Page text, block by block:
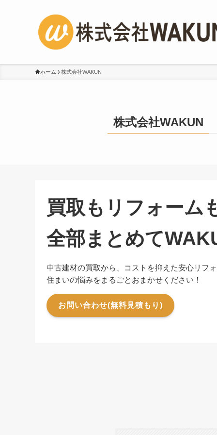
ホーム 株式会社WAKUN
株式会社WAKUN
買取もリフォーム
全部まとめて
中古建材の買取から、コストを抑えた安心リフ
住まいの悩みをまるごとおまかせください！
お問い合わせ(無料見積もり)